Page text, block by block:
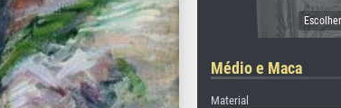
Médio e Maca
Material